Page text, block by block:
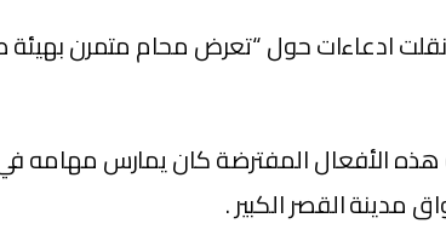
نقلت ادعاءات حول “تعرض محام متمرن
الأفعال المفترضة كان يمارس مهامه في
مدينة القصر الكبير .